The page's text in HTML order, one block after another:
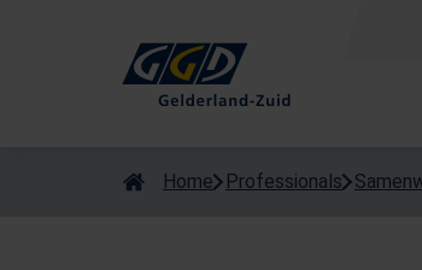
Als de resultaten voor automatisch aanvullen
Home Professionals